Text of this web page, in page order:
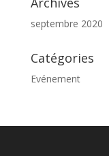
septembre 2020
Catégories
Evénement